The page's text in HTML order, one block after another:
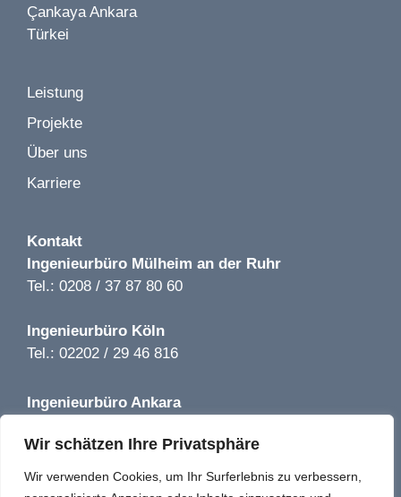
Wir schätzen Ihre Privatsphäre
Wir verwenden Cookies, um Ihr Surferlebnis zu verbessern,
L'Osteria Restaurant LP 1-8 | Frankfurt | 2020
Bild 1 von 2
Getränkemarkt Hoffmann LP 1-5 | Bernau |2019
Würth Baumarkt LP 1-5 | Kamenz | 2019
Çankaya Ankara
Türkei
Leistung
Projekte
Über uns
Karriere
Kontakt
Ingenieurbüro Mülheim an der Ruhr
Tel.: 0208 / 37 87 80 60
Ingenieurbüro Köln
Tel.: 02202 / 29 46 816
Ingenieurbüro Ankara
info@tga-solutions-plus.de